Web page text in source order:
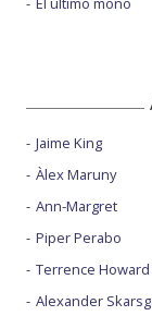
Jaime King
Àlex Maruny
Ann-Margret
Piper Perabo
Terrence Howard
Alexander